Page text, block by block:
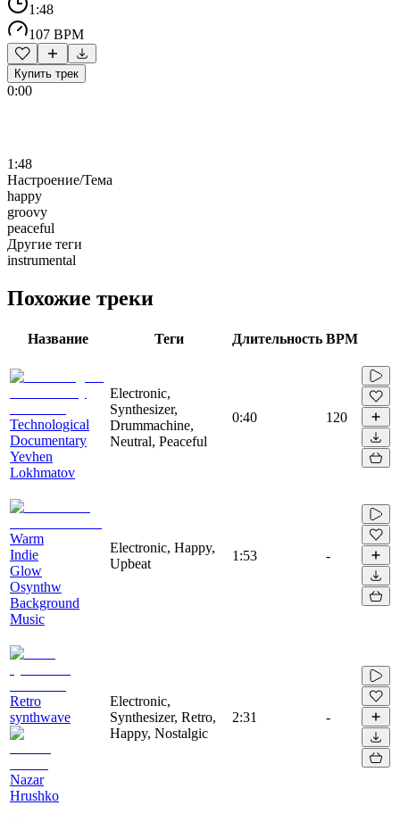
1:48
107 BPM
Купить трек
0:00
1:48
Настроение/Тема
happy
groovy
peaceful
Другие теги
instrumental
Похожие треки
Название Теги Длительность BPM
Technological
Documentary
Yevhen
Lokhmatov
Electronic,
Synthesizer,
Drummachine,
Neutral, Peaceful
0:40 120
Warm
Indie
Glow
Osynthw
Background
Music
Electronic, Happy,
Upbeat
1:53 -
Retro
synthwave
Nazar
Hrushko
Electronic,
Synthesizer, Retro,
Happy, Nostalgic
2:31 -